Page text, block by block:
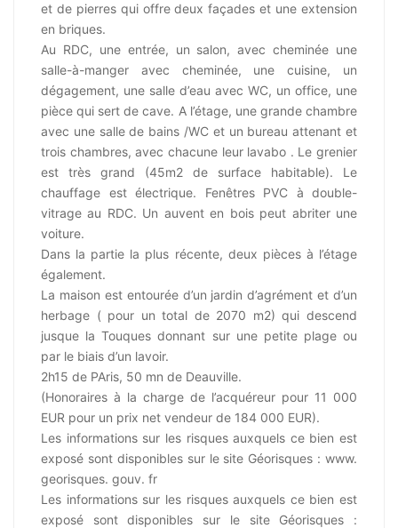
et de pierres qui offre deux façades et une extension
en briques.
Au RDC, une entrée, un salon, avec cheminée une
salle-à-manger avec cheminée, une cuisine, un
dégagement, une salle d’eau avec WC, un office, une
pièce qui sert de cave. A l’étage, une grande chambre
avec une salle de bains /WC et un bureau attenant et
trois chambres, avec chacune leur lavabo . Le grenier
est très grand (45m2 de surface habitable). Le
chauffage est électrique. Fenêtres PVC à double-
vitrage au RDC. Un auvent en bois peut abriter une
voiture.
Dans la partie la plus récente, deux pièces à l’étage
également.
La maison est entourée d’un jardin d’agrément et d’un
herbage ( pour un total de 2070 m2) qui descend
jusque la Touques donnant sur une petite plage ou
par le biais d’un lavoir.
2h15 de PAris, 50 mn de Deauville.
(Honoraires à la charge de l’acquéreur pour 11 000
EUR pour un prix net vendeur de 184 000 EUR).
Les informations sur les risques auxquels ce bien est
exposé sont disponibles sur le site Géorisques : www.
georisques. gouv. fr
Les informations sur les risques auxquels ce bien est
exposé sont disponibles sur le site Géorisques :